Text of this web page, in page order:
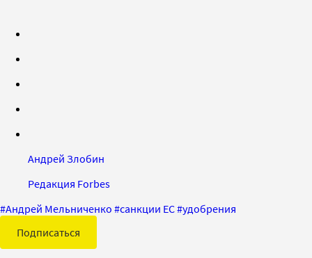
Андрей Злобин
Редакция Forbes
#Андрей Мельниченко #санкции ЕС#удобрения
Подписаться